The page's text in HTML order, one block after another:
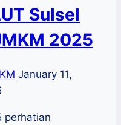
Sulsel
2025
January 11,
perhatian